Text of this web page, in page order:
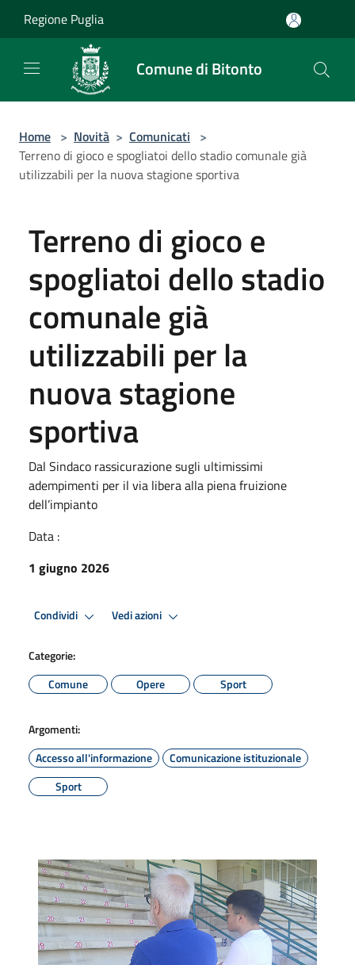
Regione Puglia
Comune di Bitonto
Home > Novità > Comunicati >
Terreno di gioco e spogliatoi dello stadio comunale già
utilizzabili per la nuova stagione sportiva
Terreno di gioco e
spogliatoi dello stadio
comunale già
utilizzabili per la
nuova stagione
sportiva
Dal Sindaco rassicurazione sugli ultimissimi
adempimenti per il via libera alla piena fruizione
dell’impianto
Data :
1 giugno 2026
Condividi Vedi azioni
Categorie:
Comune
Opere Sport
Argomenti:
Accesso all'informazione
Comunicazione istituzionale
Sport